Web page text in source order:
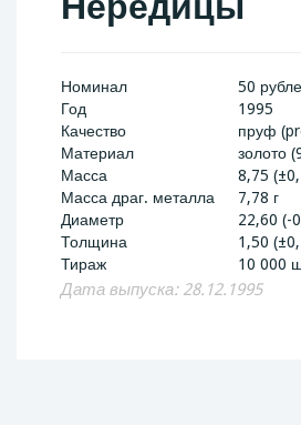
Номинал
50
Год
1995
Качество
пруф
Материал
золото
Масса
8,75
Масса драг. металла
7,78 г
Диаметр
22,60 (-
Толщина
1,50
Тираж
10 000
Дата выпуска: 28.12.1995